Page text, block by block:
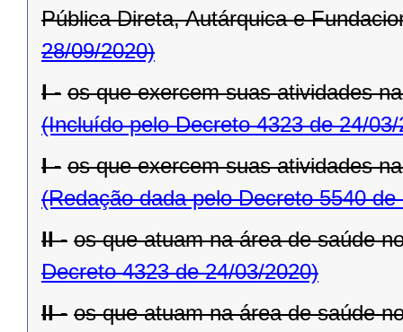
Pública Direta, Autárquica e
28/09/2020)
I - os que exercem suas atividades
(Incluído pelo Decreto 4323 de 24/
I - os que exercem suas atividades
(Redação dada pelo Decreto 5540 de
II - os que atuam na área de saúde
Decreto 4323 de 24/03/2020)
II - os que atuam na área de saúde